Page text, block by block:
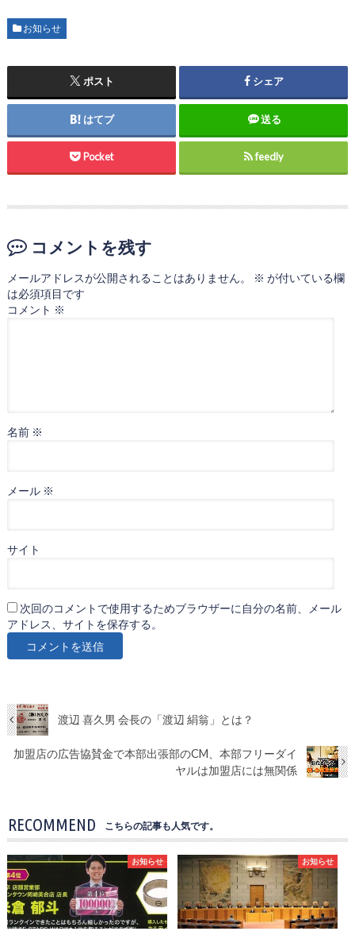
お知らせ
ポスト シェア
はてブ 送る
Pocket feedly
コメントを残す
メールアドレスが公開されることはありません。 ※ が付いている欄
は必須項目です
コメント ※
名前 ※
メール ※
サイト
次回のコメントで使用するためブラウザーに自分の名前、メール
アドレス、サイトを保存する。
渡辺 喜久男 会長の「渡辺 絹翁」とは？
加盟店の広告協賛金で本部出張部のCM、本部フリーダイ
ヤルは加盟店には無関係
RECOMMEND こちらの記事も人気です。
お知らせ お知らせ